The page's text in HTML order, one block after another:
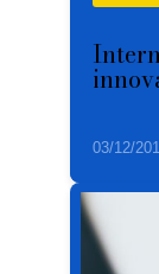
03/12/